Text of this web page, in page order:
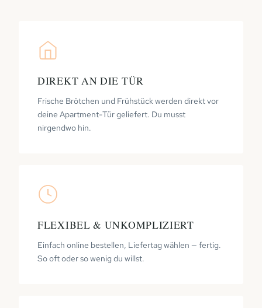
DIREKT AN DIE TÜR
Frische Brötchen und Frühstück werden direkt vor
deine Apartment-Tür geliefert. Du musst
nirgendwo hin.
FLEXIBEL & UNKOMPLIZIERT
Einfach online bestellen, Liefertag wählen — fertig.
So oft oder so wenig du willst.